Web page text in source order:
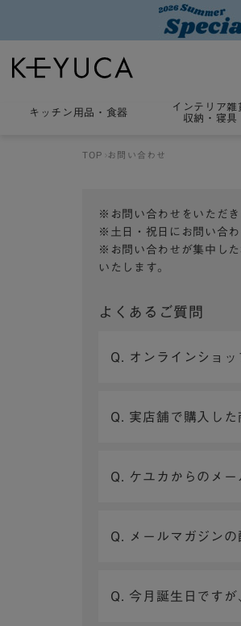
キッチン用品 ・ 食器
インテリア雑
収納・寝具
TOP お問い合わせ
※お問い合わせをいただ
※土日・祝日にお問い合わ
※お問い合わせが集中し
いたします。
よくあるご質問
Q. オンラインショッ
Q. 実店舗で購入した
Q. ケユカからのメ
Q. メールマガジン
Q. 今月誕生日ですが